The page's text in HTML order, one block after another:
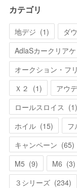
カテゴリ
地デジ (1) ダ
AdlaSカークリア
オークション・フ
Ｘ２ (1) アウ
ロールスロイス (1)
ホイル (15) フ
キャンペーン (65)
M5 (9) M6 (3)
３シリーズ (234)